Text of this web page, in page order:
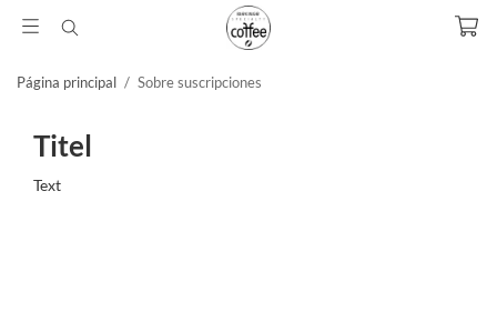
Página principal / Sobre suscripciones
Titel
Text